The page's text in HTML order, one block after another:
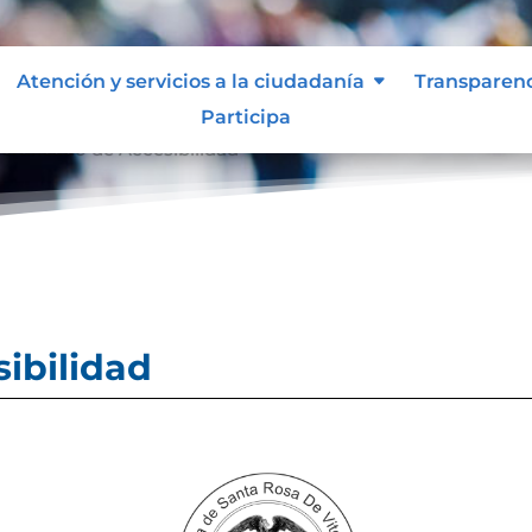
Atención y servicios a la ciudadanía
Participa